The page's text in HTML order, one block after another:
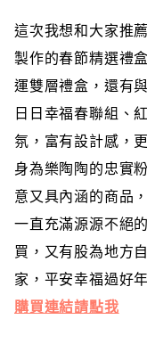
這次我想和大家推
製作的春節精選禮
運雙層禮盒，還有
日日幸福春聯組、
氛，富有設計感，
身為樂陶陶的忠實
意又具內涵的商品
一直充滿源源不絕
買，又有股為地方
家，平安幸福過好
購買連結請點我